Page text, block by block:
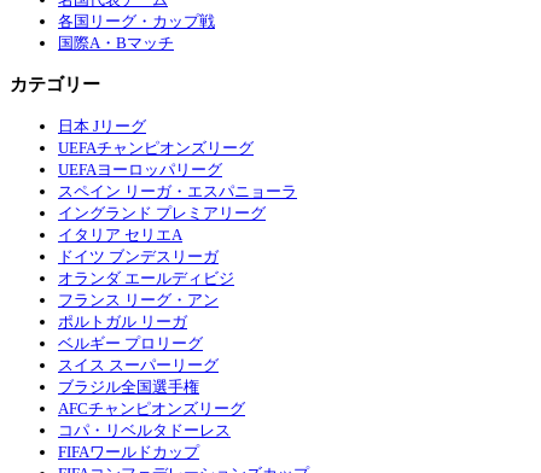
各国リーグ・カップ戦
国際A・Bマッチ
カテゴリー
日本 Jリーグ
UEFAチャンピオンズリーグ
UEFAヨーロッパリーグ
スペイン リーガ・エスパニョーラ
イングランド プレミアリーグ
イタリア セリエA
ドイツ ブンデスリーガ
オランダ エールディビジ
フランス リーグ・アン
ポルトガル リーガ
ベルギー プロリーグ
スイス スーパーリーグ
ブラジル全国選手権
AFCチャンピオンズリーグ
コパ・リベルタドーレス
FIFAワールドカップ